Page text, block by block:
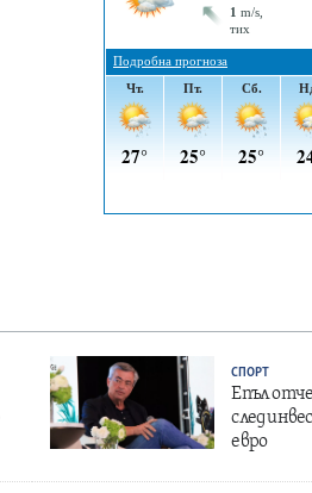
СПОРТ
Епъл
след
евро